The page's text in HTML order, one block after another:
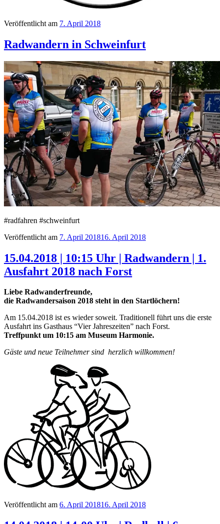
Veröffentlicht am 7. April 2018
Radwandern in Schweinfurt
#radfahren #schweinfurt
Veröffentlicht am 7. April 201816. April 2018
15.04.2018 | 10:15 Uhr | Radwandern | 1.
Ausfahrt 2018 nach Forst
Liebe Radwanderfreunde,
die Radwandersaison 2018 steht in den Startlöchern!
Am 15.04.2018 ist es wieder soweit. Traditionell führt uns die erste
Ausfahrt ins Gasthaus “Vier Jahreszeiten” nach Forst.
Treffpunkt um 10:15 am Museum Harmonie.
Gäste und neue Teilnehmer sind herzlich willkommen!
Veröffentlicht am 6. April 201816. April 2018